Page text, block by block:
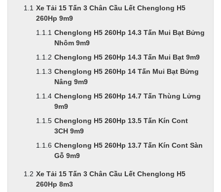
Xe Tải 15 Tấn 3 Chân Cầu Lết Chenglong H5
260Hp 9m9
Chenglong H5 260Hp 14.3 Tấn Mui Bạt Bửng
Nhôm 9m9
Chenglong H5 260Hp 14.3 Tấn Mui Bạt 9m9
Chenglong H5 260Hp 14 Tấn Mui Bạt Bửng
Nâng 9m9
Chenglong H5 260Hp 14.7 Tấn Thùng Lửng
9m9
Chenglong H5 260Hp 13.5 Tấn Kín Cont
3CH 9m9
Chenglong H5 260Hp 13.7 Tấn Kín Cont Sàn
Gỗ 9m9
Xe Tải 15 Tấn 3 Chân Cầu Lết Chenglong H5
260Hp 8m3